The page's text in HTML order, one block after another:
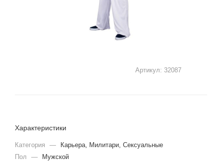
Артикул: 32087
Характеристики
Категория —
Карьера, Милитари, Сексуальные
Пол
—
Мужской